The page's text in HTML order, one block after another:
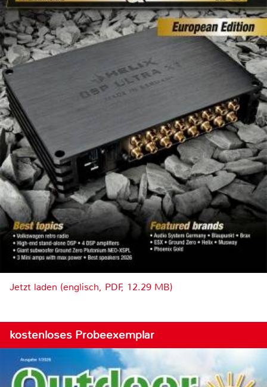
Jetzt laden (englisch, PDF, 12.29 MB)
kostenloses Probeexemplar